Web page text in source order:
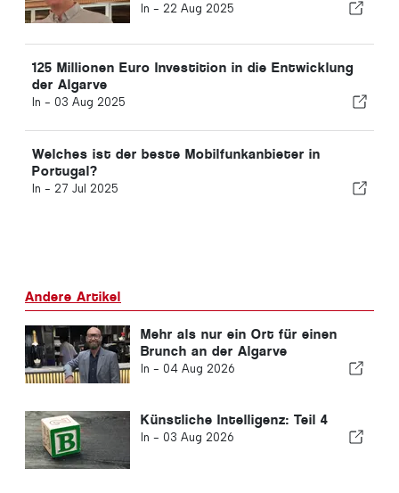
In - 22 Aug 2025
125 Millionen Euro Investition in die Entwicklung
der Algarve
In - 03 Aug 2025
Welches ist der beste Mobilfunkanbieter in
Portugal?
In - 27 Jul 2025
Andere Artikel
Mehr als nur ein Ort für einen
Brunch an der Algarve
In - 04 Aug 2026
Künstliche Intelligenz: Teil 4
In - 03 Aug 2026